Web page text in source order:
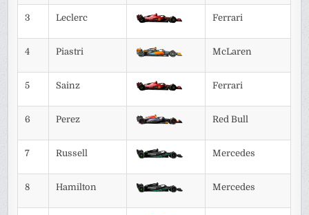
3 Leclerc Ferrari
4 Piastri McLaren
5 Sainz Ferrari
6 Perez Red Bull
7 Russell Mercedes
8 Hamilton Mercedes